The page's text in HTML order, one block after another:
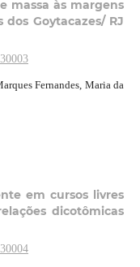
massa às margens
Goytacazes/ RJ
Fernandes, Maria da
em cursos livres
dicotômicas